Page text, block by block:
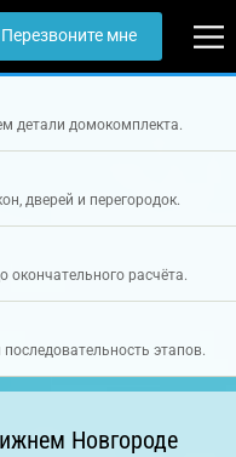
Перезвоните мне
детали домокомплекта.
дверей и перегородок.
окончательного расчёта.
этапов.
Новгороде